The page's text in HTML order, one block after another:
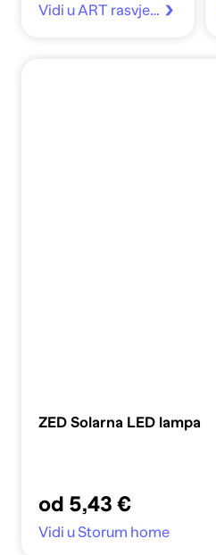
Vidi u ART rasvjeta
ZED Solarna LED lampa
od 5,43 €
Vidi u Storum home